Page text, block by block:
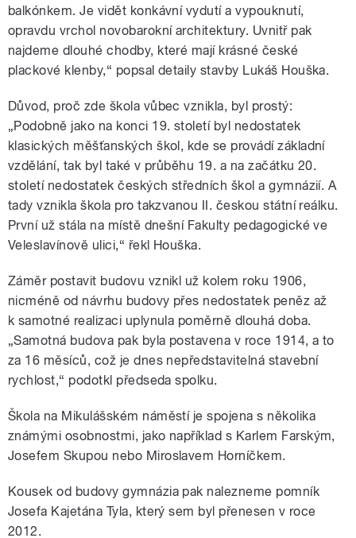
balkónkem. Je vidět konkávní vydutí a vypouknutí,
opravdu vrchol novobarokní architektury. Uvnitř pak
najdeme dlouhé chodby, které mají krásné české
plackové klenby,“ popsal detaily stavby Lukáš Houška.
Důvod, proč zde škola vůbec vznikla, byl prostý:
„Podobně jako na konci 19. století byl nedostatek
klasických měšťanských škol, kde se provádí základní
vzdělání, tak byl také v průběhu 19. a na začátku 20.
století nedostatek českých středních škol a gymnázií. A
tady vznikla škola pro takzvanou II. českou státní reálku.
První už stála na místě dnešní Fakulty pedagogické ve
Veleslavínově ulici,“ řekl Houška.
Záměr postavit budovu vznikl už kolem roku 1906,
nicméně od návrhu budovy přes nedostatek peněz až
k samotné realizaci uplynula poměrně dlouhá doba.
„Samotná budova pak byla postavena v roce 1914, a to
za 16 měsíců, což je dnes nepředstavitelná stavební
rychlost,“ podotkl předseda spolku.
Škola na Mikulášském náměstí je spojena s několika
známými osobnostmi, jako například s Karlem Farským,
Josefem Skupou nebo Miroslavem Horníčkem.
Kousek od budovy gymnázia pak nalezneme pomník
Josefa Kajetána Tyla, který sem byl přenesen v roce
2012.